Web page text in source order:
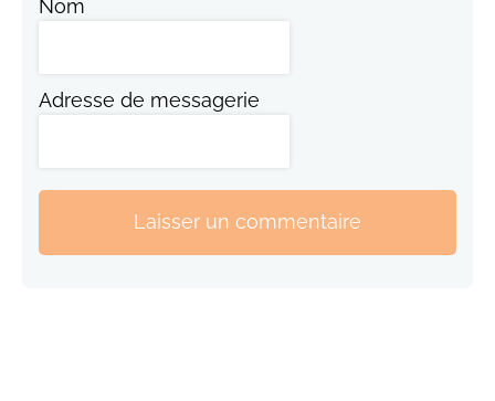
Nom
Adresse de messagerie
Laisser un commentaire